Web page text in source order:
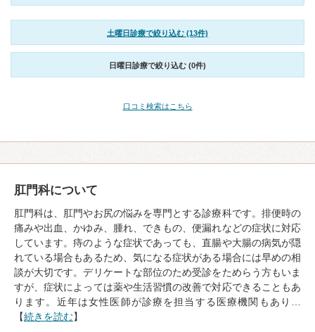
土曜日診療で絞り込む (13件)
日曜日診療で絞り込む (0件)
口コミ検索はこちら
肛門科について
肛門科は、肛門やお尻の悩みを専門とする診療科です。排便時の
痛みや出血、かゆみ、腫れ、できもの、便漏れなどの症状に対応
しています。痔のような症状であっても、直腸や大腸の病気が隠
れている場合もあるため、気になる症状がある場合には早めの相
談が大切です。デリケートな部位のため受診をためらう方もいま
すが、症状によっては薬や生活習慣の改善で対応できることもあ
ります。近年は女性医師が診療を担当する医療機関もあり…
【続きを読む】